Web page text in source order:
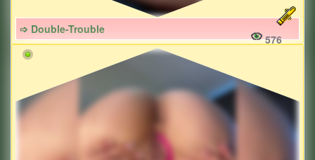
➩ Double-Trouble
576